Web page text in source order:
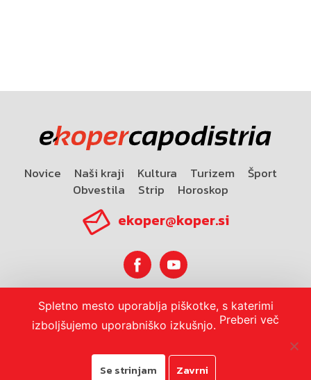
Novice Naši kraji Kultura Turizem
Šport
Obvestila
Strip Horoskop
ekoper@koper.si
Horoskop
Spletno mesto uporablja piškotke, s katerimi
izboljšujemo uporabniško izkušnjo. Preberi več
Se strinjam Zavrni